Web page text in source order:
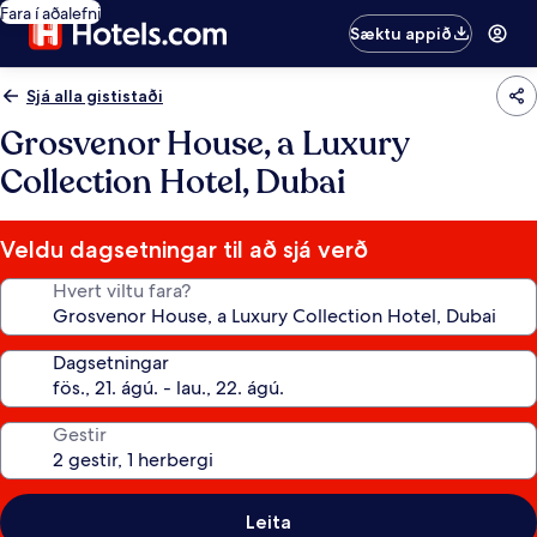
Fara í aðalefni
Sæktu appið
Sjá alla gististaði
Grosvenor House, a Luxury
Collection Hotel, Dubai
Veldu dagsetningar til að sjá verð
Hvert viltu fara?
Dagsetningar
Gestir
Leita